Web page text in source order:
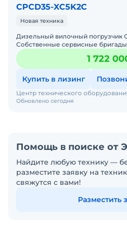
CPCD35-XC5K2C
Новая техника
Дизельный вилочный погрузчик
Собственные сервисные
простоев. Гарантия 12 месяцев + постгарантийное
обслуживание.
1 722
Купить в лизинг
Обновлено сегодня
Центр технического
Помощь в поиске от
Найдите любую технику —
разместите заявку на
свяжутся с вами!
Разместить